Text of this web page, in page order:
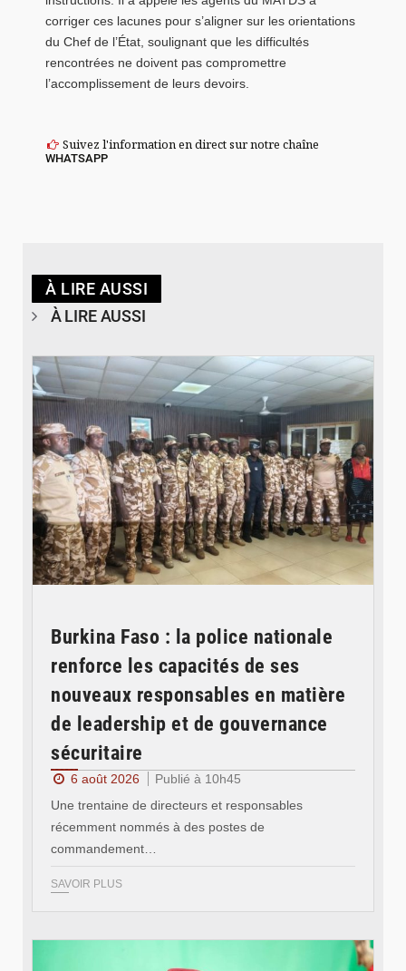
corriger ces lacunes pour s’aligner sur les orientations
du Chef de l’État, soulignant que les difficultés
rencontrées ne doivent pas compromettre
l’accomplissement de leurs devoirs.
Suivez l'information en direct sur notre chaîne
WHATSAPP
À LIRE AUSSI
À LIRE AUSSI
Burkina Faso : la police nationale
renforce les capacités de ses
nouveaux responsables en matière
de leadership et de gouvernance
sécuritaire
6 août 2026
Publié à 10h45
Une trentaine de directeurs et responsables
récemment nommés à des postes de
commandement…
SAVOIR PLUS